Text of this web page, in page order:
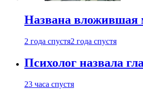
Названа вложившая
2 года спустя2 года спустя
Психолог назвала
23 часа спустя